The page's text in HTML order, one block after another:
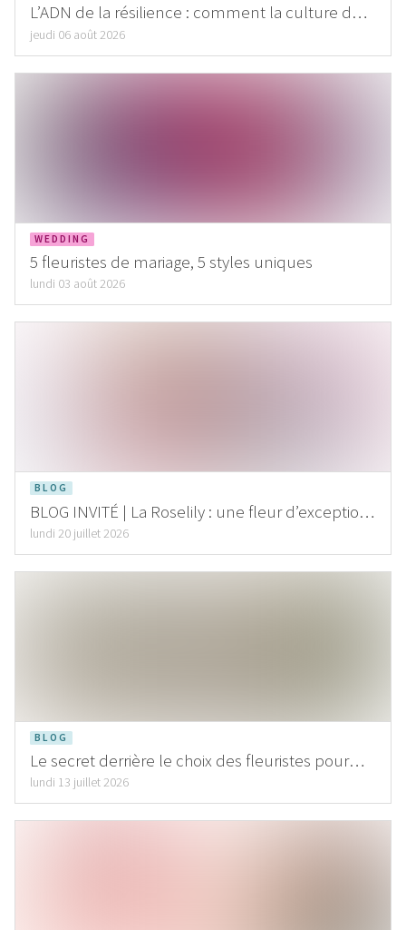
L’ADN de la résilience : comment la culture du
lys prépare la fleur de demain
jeudi 06 août 2026
WEDDING
5 fleuristes de mariage, 5 styles uniques
lundi 03 août 2026
BLOG
BLOG INVITÉ | La Roselily : une fleur d’exception
pour chaque création
lundi 20 juillet 2026
BLOG
Le secret derrière le choix des fleuristes pour
FleuraMetz
lundi 13 juillet 2026